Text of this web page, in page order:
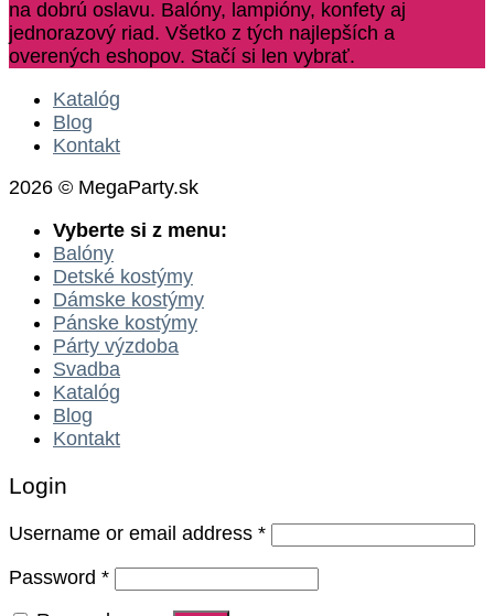
na dobrú oslavu. Balóny, lampióny, konfety aj
jednorazový riad. Všetko z tých najlepších a
overených eshopov. Stačí si len vybrať.
Katalóg
Blog
Kontakt
2026 © MegaParty.sk
Vyberte si z menu:
Balóny
Detské kostýmy
Dámske kostýmy
Pánske kostýmy
Párty výzdoba
Svadba
Katalóg
Blog
Kontakt
Login
Username or email address *
Password *